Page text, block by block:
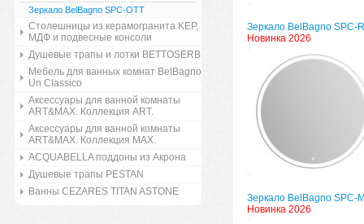
Зеркало BelBagno SPC-OTT
Столешницы из керамогранита KEP,
МДФ и подвесные консоли
Душевые трапы и лотки BETTOSERB
Мебель для ванных комнат BelBagno
Un Classico
Аксессуары для ванной комнаты
ART&MAX. Коллекция ART.
Аксессуары для ванной комнаты
ART&MAX. Коллекция MAX.
ACQUABELLA поддоны из Акрона
Душевые трапы PESTAN
Ванны CEZARES TITAN ASTONE
Зеркало BelBagno SPC-
Новинка 2026
Зеркало BelBagno SPC-
Новинка 2026